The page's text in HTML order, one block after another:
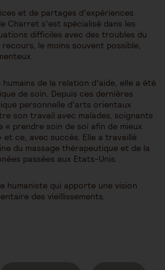
et de partages d’expériences
Charret s’est spécialisé dans les
difficiles avec des troubles du
le moins souvent possible,
de la relation d’aide, elle a été
de soin. Depuis ces dernières
personnelle d’arts orientaux
son travail avec malades, soignants
prendre soin de soi afin de mieux
et ce, avec succès. Elle a travaillé
du massage thérapeutique et de la
passées aux Etats-Unis.
humaniste qui apporte une vision
des vieillissements.